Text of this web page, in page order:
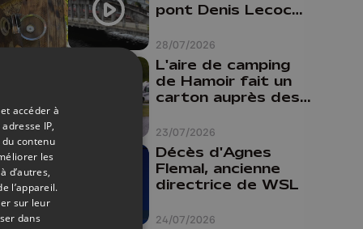
04/2026
28/07/2026
pont Denis Lecocq
budget pour le
faire
23/07/2026
L'aire de camping
de Hamoir fait un
carton auprès des
24/07/2026
Décès d'Agnes
Flemal, ancienne
directrice de WSL
accéder à
IP,
contenu
les
d’autres,
l’appareil.
sur leur
dans